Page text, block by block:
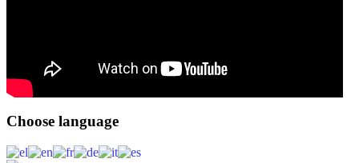
Choose language